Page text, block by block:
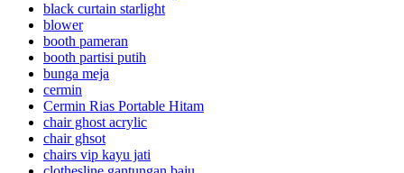
black curtain starlight
blower
booth pameran
booth partisi putih
bunga meja
cermin
Cermin Rias Portable Hitam
chair ghost acrylic
chair ghsot
chairs vip kayu jati